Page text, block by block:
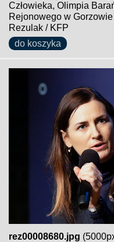
Człowieka, Olimpia
Rejonowego w
Rezulak / KFP
do koszyka
rez00008680.jpg